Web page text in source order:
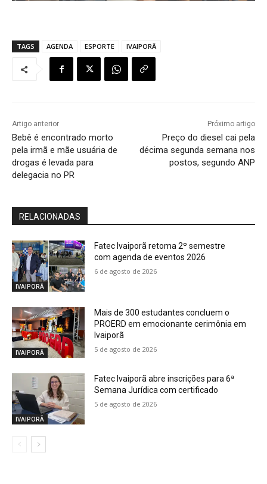
TAGS AGENDA ESPORTE IVAIPORÃ
Artigo anterior
Bebê é encontrado morto
pela irmã e mãe usuária de
drogas é levada para
delegacia no PR
Próximo artigo
Preço do diesel cai pela
décima segunda semana nos
postos, segundo ANP
RELACIONADAS
IVAIPORÃ
Fatec Ivaiporã retoma 2º semestre
com agenda de eventos 2026
6 de agosto de 2026
IVAIPORÃ
Mais de 300 estudantes concluem o
PROERD em emocionante cerimônia em
Ivaiporã
5 de agosto de 2026
IVAIPORÃ
Fatec Ivaiporã abre inscrições para 6ª
Semana Jurídica com certificado
5 de agosto de 2026